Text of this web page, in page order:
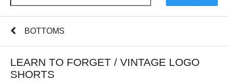
BOTTOMS
LEARN TO FORGET / VINTAGE LOGO
SHORTS